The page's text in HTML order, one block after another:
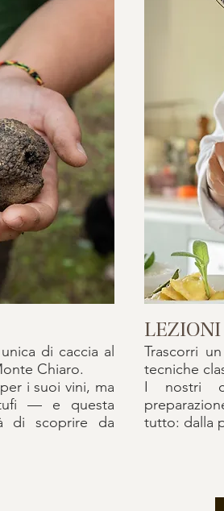
di caccia al
Chiaro.
i suoi vini, ma
— e questa
di scoprire da
Trascorri
tecniche
I nostri
tutto: dalla